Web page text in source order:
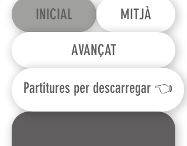
INICIAL MITJÀ
AVANÇAT
Partitures per descarregar 👈